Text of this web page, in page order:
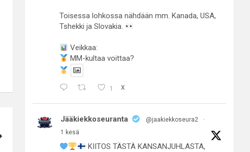
Toisessa lohkossa nähdään mm. Kanada, USA,
Tshekki ja Slovakia.
Veikkaa:
MM-kultaa voittaa?
1 X
Jääkiekkoseuranta @jaakiekkoseura2
·
1 kesä
KIITOS TÄSTÄ KANSANJUHLASTA,